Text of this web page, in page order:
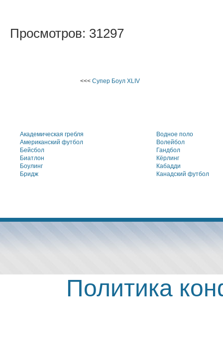
Просмотров: 31297
<<< Супер Боул XLIV
Академическая гребля
Американский футбол
Бейсбол
Биатлон
Боулинг
Бридж
Водное поло
Волейбол
Гандбол
Кёрлинг
Кабадди
Канадский футбол
Политика